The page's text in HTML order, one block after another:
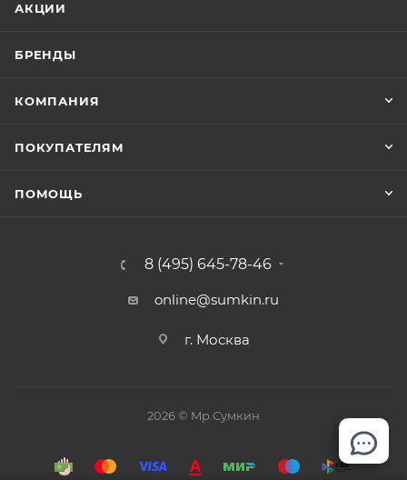
АКЦИИ
БРЕНДЫ
КОМПАНИЯ
ПОКУПАТЕЛЯМ
ПОМОЩЬ
8 (495) 645-78-46
online@sumkin.ru
г. Москва
2026 © Mр.Сумкин